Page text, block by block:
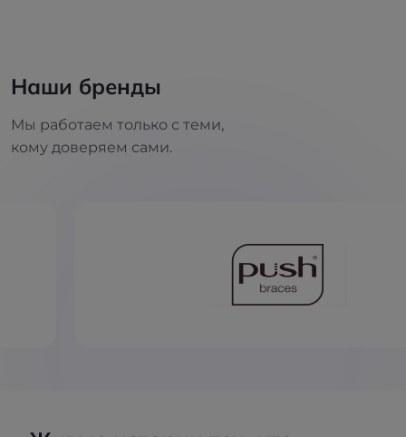
Наши бренды
Мы работаем только с теми,
кому доверяем сами.